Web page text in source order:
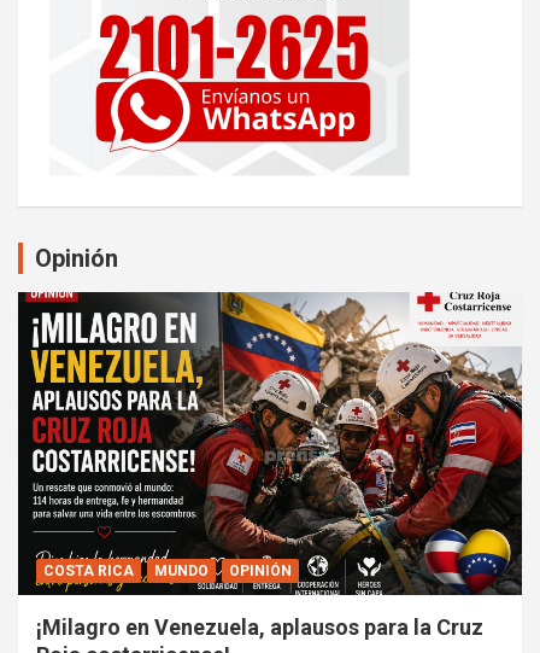
Opinión
COSTA RICA MUNDO OPINIÓN
¡Milagro en Venezuela, aplausos para la Cruz